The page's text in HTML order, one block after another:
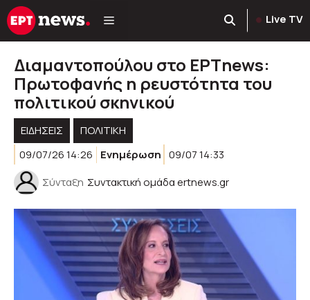
Μετάβαση
σε
Live TV
Διαμαντοπούλου στο ΕΡΤnews:
Πρωτοφανής η ρευστότητα του
πολιτικού σκηνικού
ΕΙΔΗΣΕΙΣ
ΠΟΛΙΤΙΚΉ
09/07/26 14:26
Ενημέρωση 09/07 14:33
Σύνταξη Συντακτική ομάδα ertnews.gr